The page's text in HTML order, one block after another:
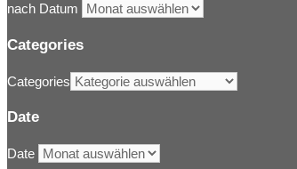
nach Datum
Categories
Categories
Date
Date